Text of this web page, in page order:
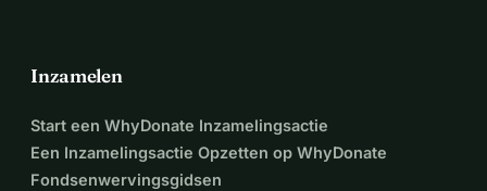
Inzamelen
Start een WhyDonate Inzamelingsactie
Een Inzamelingsactie Opzetten op WhyDonate
Fondsenwervingsgidsen